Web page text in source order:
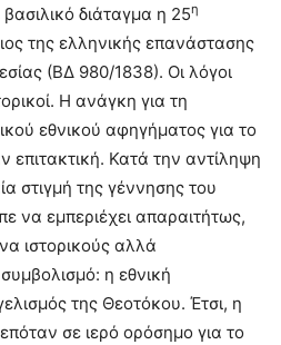
διάταγμα η 25η
της ελληνικής επανάστασης
(ΒΔ 980/1838). Οι λόγοι
Η ανάγκη για τη
εθνικού αφηγήματος για το
επιτακτική. Κατά την αντίληψη
στιγμή της γέννησης του
να εμπεριέχει απαραιτήτως,
ιστορικούς αλλά
η εθνική
της Θεοτόκου. Έτσι, η
σε ιερό ορόσημο για το